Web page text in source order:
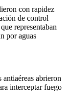
con rapidez
de control
representaban
por aguas
abrieron
interceptar fuego